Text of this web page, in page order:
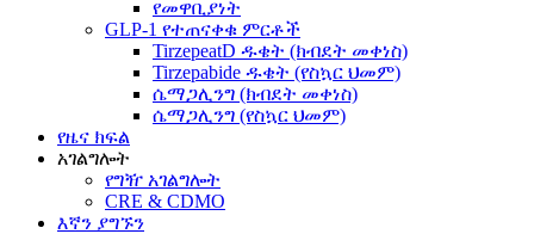
የመዋቢያነት
GLP-1 የተጠናቀቁ ምርቶች
TirzepeatD ዱቄት (ክብደት መቀነስ)
Tirzepabide ዱቄት (የስኳር ህመም)
ሴማጋሊንግ (ክብደት መቀነስ)
ሴማጋሊንግ (የስኳር ህመም)
የዜና ክፍል
አገልግሎት
የግዥ አገልግሎት
CRE & CDMO
እኛን ያግኙን